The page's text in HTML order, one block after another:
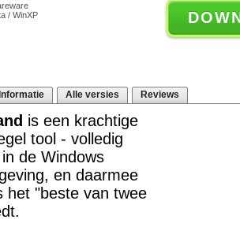
/ WinXP
Informatie Alle versies Reviews
is een krachtige
tool - volledig
de Windows
en daarmee
het "beste van twee